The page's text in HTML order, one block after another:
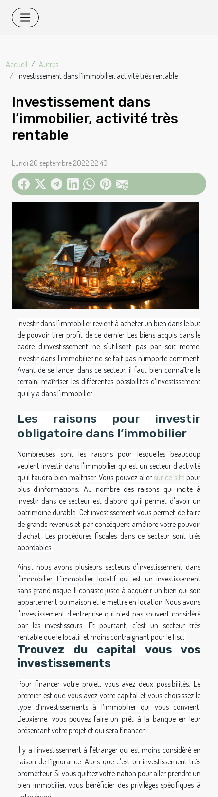
Accueil
Autres
Investissement dans l’immobilier, activité très rentable
Investissement dans
l’immobilier, activité très
rentable
Lundi 26 septembre 2022 22:49
Investir dans l'immobilier revient à acheter un bien dans le but
de pouvoir tirer profit de ce dernier. Les biens acquis dans le
cadre d'investissement ne s'utilisent pas par soit même.
Investir dans l'immobilier ne se fait pas n'importe comment.
Avant de se lancer dans ce secteur, il faut bien connaître le
terrain, maîtriser les différentes possibilités d'investissement
qu'il y a dans l'immobilier.
Les raisons pour investir
obligatoire dans l’immobilier
Nombreuses sont les raisons pour lesquelles beaucoup
veulent investir dans l'immobilier qui est un secteur d'activité
qu'il faudra bien maîtriser. Vous pouvez aller sur ce sitepour
plus d'informations. Au nombre des raisons qui incite à
investir dans ce secteur est d'abord qu'il permet d'avoir un
patrimoine durable. Cet investissement vous permet de faire
de grands revenus et par conséquent améliore votre pouvoir
d'achat. Les procédures fiscales dans ce secteur sont très
abordables.
Ainsi, nous avons plusieurs secteurs d'investissement dans
l'immobilier. L’immobilier locatif qui est un investissement
sans grand risque. Il consiste juste à acquérir un bien qui soit
appartement ou maison et le mettre en location. Nous avons
l'investissement d'entreprise qui n'est pas souvent considéré
par les investisseurs. Et pourtant, c'est un secteur très
rentable que le locatif et moins contraignant pour le fisc
Trouvez du capital vous vos
investissements
Pour financer votre projet, vous avez deux possibilités. Le
premier est que vous avez votre capital et vous choisissez le
type d’investissements à l’immobilier qui vous convient.
Deuxième, vous pouvez faire un prêt à la banque en leur
présentant votre projet et qui sera financer.
Il y a l'investissement à l'étranger qui est moins considéré en
raison de l’ignorance. Alors que c'est un investissement très
prometteur. Si vous quittez votre nation pour aller prendre un
bien immobilier, vous bénéficier des privilèges spécifiques à